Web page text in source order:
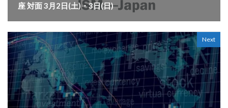
座 対面 3月2日(土)・3日(日)
Next